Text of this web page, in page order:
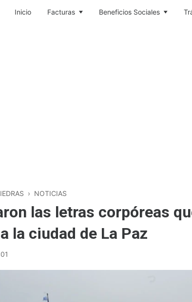
Inicio Facturas Beneficios Sociales
› NOTICIAS
las letras corpóreas
la ciudad de La Paz